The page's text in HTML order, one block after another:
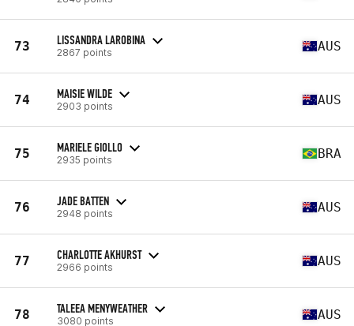
73 LISSANDRA LAROBINA
2867 points AUS
74 MAISIE WILDE
2903 points AUS
75 MARIELE GIOLLO
2935 points BRA
76 JADE BATTEN
2948 points AUS
77 CHARLOTTE AKHURST
2966 points AUS
78 TALEEA MENYWEATHER
3080 points AUS